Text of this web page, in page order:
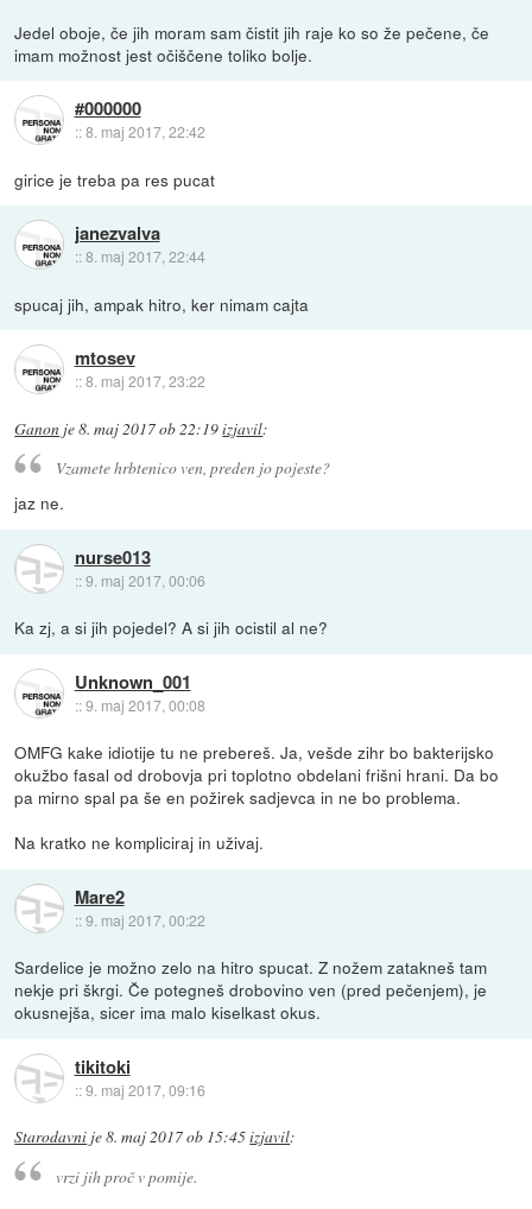
Jedel oboje, če jih moram sam čistit jih raje ko so že pečene, če
imam možnost jest očiščene toliko bolje.
#000000
::8. maj 2017, 22:42
girice je treba pa res pucat
janezvalva
::8. maj 2017, 22:44
spucaj jih, ampak hitro, ker nimam cajta
mtosev
::8. maj 2017, 23:22
Ganon je8. maj 2017 ob 22:19izjavil:
Vzamete hrbtenico ven, preden jo pojeste?
jaz ne.
nurse013
::9. maj 2017, 00:06
Ka zj, a si jih pojedel? A si jih ocistil al ne?
Unknown_001
::9. maj 2017, 00:08
OMFG kake idiotije tu ne prebereš. Ja, vešde zihr bo bakterijsko
okužbo fasal od drobovja pri toplotno obdelani frišni hrani. Da bo
pa mirno spal pa še en požirek sadjevca in ne bo problema.
Na kratko ne kompliciraj in uživaj.
Mare2
::9. maj 2017, 00:22
Sardelice je možno zelo na hitro spucat. Z nožem zatakneš tam
nekje pri škrgi. Če potegneš drobovino ven (pred pečenjem), je
okusnejša, sicer ima malo kiselkast okus.
tikitoki
::9. maj 2017, 09:16
Starodavni je8. maj 2017 ob 15:45izjavil:
vrzi jih proč v pomije.